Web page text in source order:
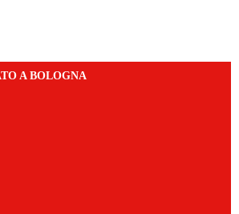
A BOLOGNA